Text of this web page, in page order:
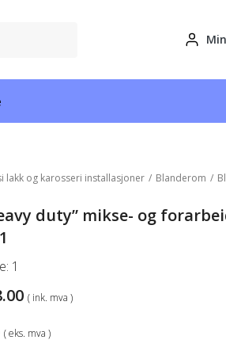
lakk og karosseri installasjoner / Blanderom /
duty” mikse- og
( ink. mva )
1
( eks. mva )